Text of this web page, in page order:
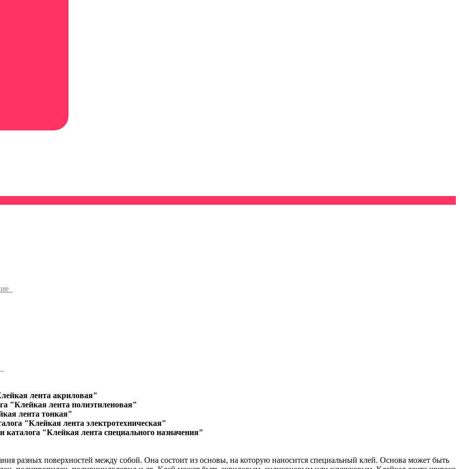
лента акриловая"
"Клейкая лента полиэтиленовая"
лента тонкая"
"Клейкая лента электротехническая"
каталога "Клейкая лента специального назначения"
разных поверхностей между собой. Она состоит из основы, на которую наносится специальный клей. Основа может быть